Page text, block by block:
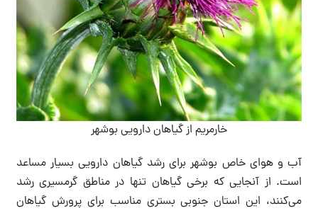
خارمریم از گیاهان دارویی بوشهر
آب و هوای خاص بوشهر برای رشد گیاهان دارویی بسیار مساعد
است. از آنجایی که برخی گیاهان تنها در مناطق گرمسیری رشد
می‌کنند، این استان جنوبی بستری مناسب برای پرورش گیاهان